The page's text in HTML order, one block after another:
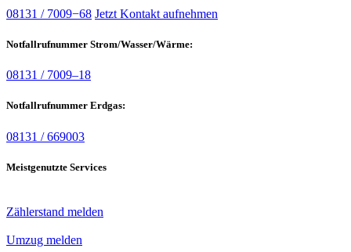
08131 / 7009−68 Jetzt Kontakt aufnehmen
Notfallrufnummer Strom/Wasser/Wärme:
08131 / 7009–18
Notfallrufnummer Erdgas:
08131 / 669003
Meistgenutzte Services
Zählerstand melden
Umzug melden